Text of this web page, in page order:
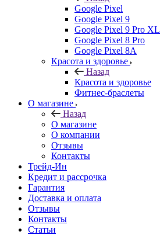
Google Pixel
Google Pixel 9
Google Pixel 9 Pro XL
Google Pixel 8 Pro
Google Pixel 8A
Красота и здоровье
Назад
Красота и здоровье
Фитнес-браслеты
О магазине
Назад
О магазине
О компании
Отзывы
Контакты
Трейд-Ин
Кредит и рассрочка
Гарантия
Доставка и оплата
Отзывы
Контакты
Статьи